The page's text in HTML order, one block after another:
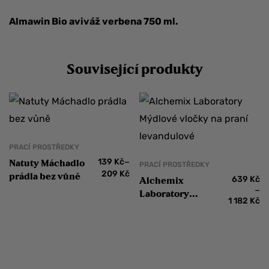
Almawin Bio aviváž verbena 750 ml.
Související produkty
PRACÍ PROSTŘEDKY
Natuty Máchadlo
prádla bez vůně
139 Kč–
209 Kč
PRACÍ PROSTŘEDKY
Alchemix
Laboratory
639 Kč
–
1 182 Kč